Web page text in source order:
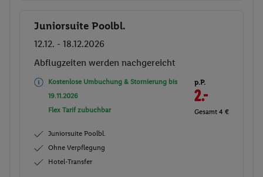
Buchen
Juniorsuite Poolbl.
12.12. - 18.12.2026
Abflugzeiten werden nachgereicht
Kostenlose Umbuchung & Stornierung bis
19.11.2026
Flex Tarif zubuchbar
Juniorsuite Poolbl.
Ohne Verpflegung
Hotel-Transfer
p.P.
2.-
Gesamt 4 €